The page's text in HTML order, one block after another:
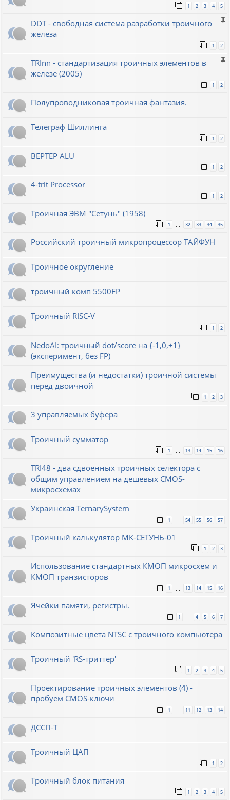
1 2 3 4 5
DDT - свободная система разработки троичного
железа
1 2
TRInn - стандартизация троичных элементов в
железе (2005)
1 2
Полупроводниковая троичная фантазия.
Телеграф Шиллинга
1 2
BEPTEP ALU
1 2
4-trit Processor
1 2
Троичная ЭВМ "Сетунь" (1958)
1 … 32 33 34 35
Российский троичный микропроцессор ТАЙФУН
Троичное округление
троичный комп 5500FP
Троичный RISC-V
1 2
NedoAI: троичный dot/score на {-1,0,+1}
(эксперимент, без FP)
Преимущества (и недостатки) троичной системы
перед двоичной
1 2 3
3 управляемых буфера
Троичный сумматор
1 13 14 15 16
TRI48 - два сдвоенных троичных селектора с
общим управлением на дешёвых CMOS-
микросхемах
Украинская TernarySystem
1 54 55 56 57
Троичный калькулятор МК-СЕТУНЬ-01
1 2 3
Использование стандартных КМОП микросхем и
КМОП транзисторов
1 13 14 15 16
Ячейки памяти, регистры.
1 … 4 5 6 7
Композитные цвета NTSC с троичного компьютера
Троичный 'RS-триттер'
1 2 3 4 5
Проектирование троичных элементов (4) -
пробуем CMOS-ключи
1 … 11 12 13 14
ДССП-Т
Троичный ЦАП
1 2
Троичный блок питания
1 2 3 4 5